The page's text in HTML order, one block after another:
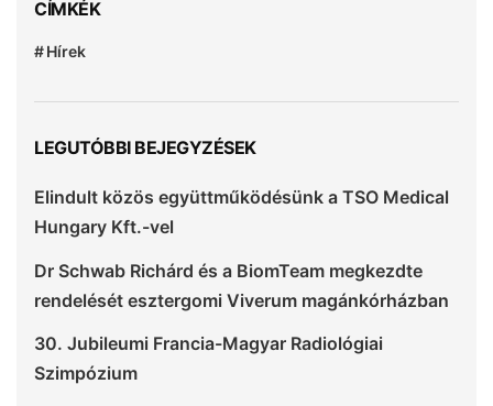
CÍMKÉK
Hírek
LEGUTÓBBI BEJEGYZÉSEK
Elindult közös együttműködésünk a TSO Medical
Hungary Kft.-vel
Dr Schwab Richárd és a BiomTeam megkezdte
rendelését esztergomi Viverum magánkórházban
30. Jubileumi Francia-Magyar Radiológiai
Szimpózium